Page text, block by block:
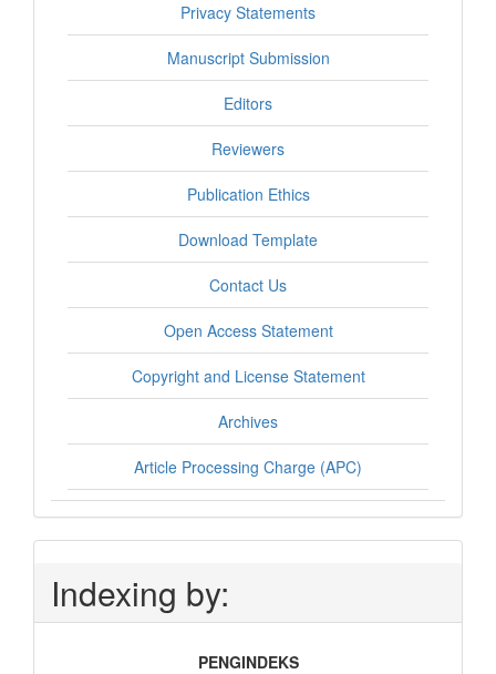
Privacy Statements
Manuscript Submission
Editors
Reviewers
Publication Ethics
Download Template
Contact Us
Open Access Statement
Copyright and License Statement
Archives
Article Processing Charge (APC)
Indexing by:
PENGINDEKS